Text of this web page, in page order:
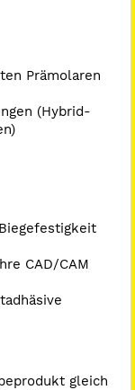
Prämolaren
(Hybrid-
CAD/CAM
gleich